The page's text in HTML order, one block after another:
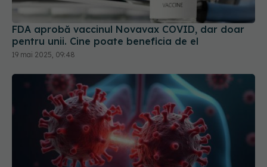
pentru unii. Cine poate beneficia de el
19 mai 2025, 09:48